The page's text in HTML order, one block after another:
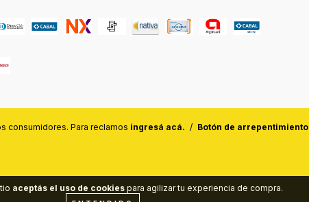
aceptás el uso de cookiespara agilizar tu experiencia de compra.
consumidores. Para reclamos ingresá acá. / Botón de arrepentimiento